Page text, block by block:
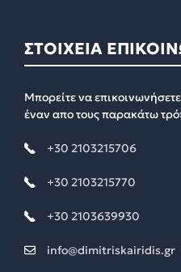
ΣΤΟΙΧΕΙΑ
Μπορείτε να
έναν απο τους παρακάτω
+30 2103215706
+30 2103215770
+30 2103639930
info@dimitriskairidis.gr